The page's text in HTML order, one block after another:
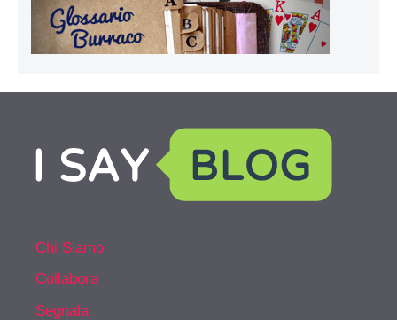
Chi Siamo
Collabora
Segnala